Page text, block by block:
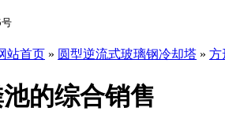
站首页 » 圆型逆流式玻璃钢冷却塔 » 方
的综合销售